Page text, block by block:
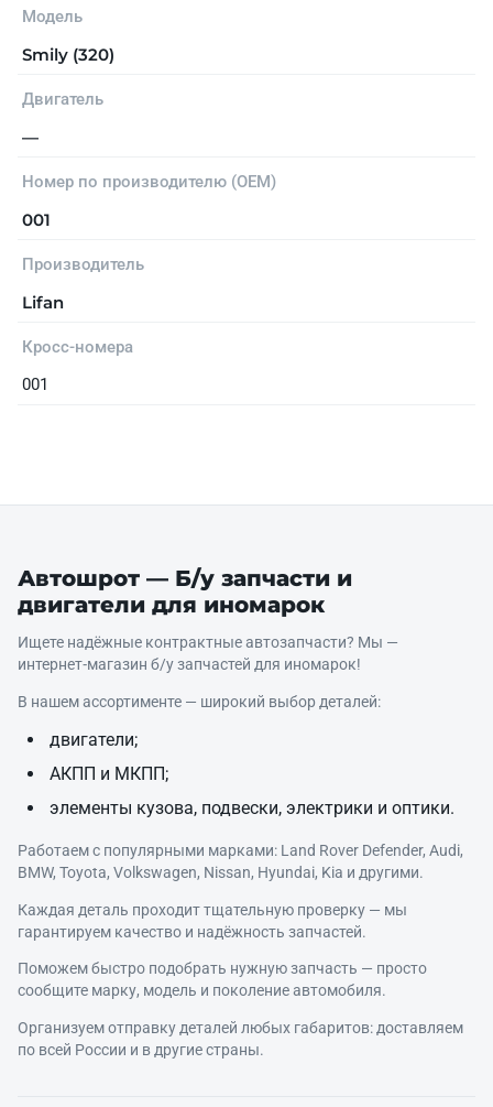
Модель
Smily (320)
Двигатель
—
Номер по производителю (OEM)
001
Производитель
Lifan
Кросс-номера
001
Автошрот — Б/у запчасти и
двигатели для иномарок
Ищете надёжные контрактные автозапчасти? Мы —
интернет‑магазин б/у запчастей для иномарок!
В нашем ассортименте — широкий выбор деталей:
двигатели;
АКПП и МКПП;
элементы кузова, подвески, электрики и оптики.
Работаем с популярными марками: Land Rover Defender, Audi,
BMW, Toyota, Volkswagen, Nissan, Hyundai, Kia и другими.
Каждая деталь проходит тщательную проверку — мы
гарантируем качество и надёжность запчастей.
Поможем быстро подобрать нужную запчасть — просто
сообщите марку, модель и поколение автомобиля.
Организуем отправку деталей любых габаритов: доставляем
по всей России и в другие страны.